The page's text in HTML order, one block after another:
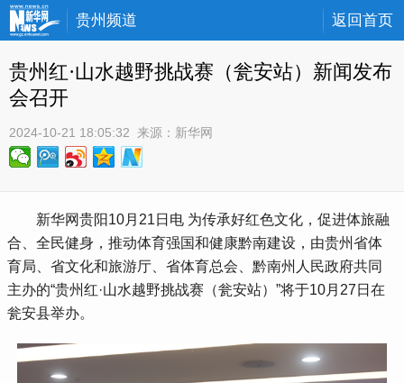
贵州频道 返回首页
贵州红·山水越野挑战赛（瓮安站）新闻发布
会召开
2024-10-21 18:05:32 来源： 新华网
新华网贵阳10月21日电 为传承好红色文化，促进体旅融
合、全民健身，推动体育强国和健康黔南建设，由贵州省体
育局、省文化和旅游厅、省体育总会、黔南州人民政府共同
主办的“贵州红·山水越野挑战赛（瓮安站）”将于10月27日在
瓮安县举办。